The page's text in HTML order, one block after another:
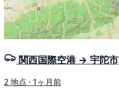
関西国際空港 → 宇陀市
2 地点 · 1ヶ月前